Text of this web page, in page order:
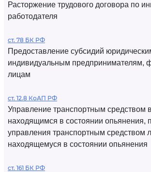
Расторжение трудового договора по
работодателя
ст. 78 БК РФ
Предоставление субсидий
индивидуальным предпринимателям,
лицам
ст. 12.8 КоАП РФ
Управление транспортным средством
находящимся в состоянии опьянения,
управления транспортным средством
находящемуся в состоянии опьянения
ст. 161 БК РФ